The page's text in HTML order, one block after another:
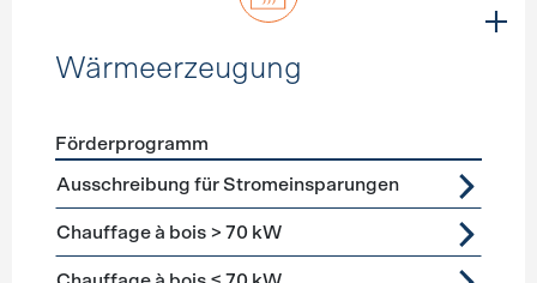
Wärmeerzeugung
Förderprogramme Wärmeerzeugung
Förderprogramm
Ausschreibung für Stromeinsparungen
Chauffage à bois > 70 kW